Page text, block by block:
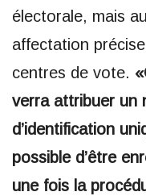
électorale, mais
affectation
centres de vote.
verra attribuer un
d’identification
possible d’être
une fois la